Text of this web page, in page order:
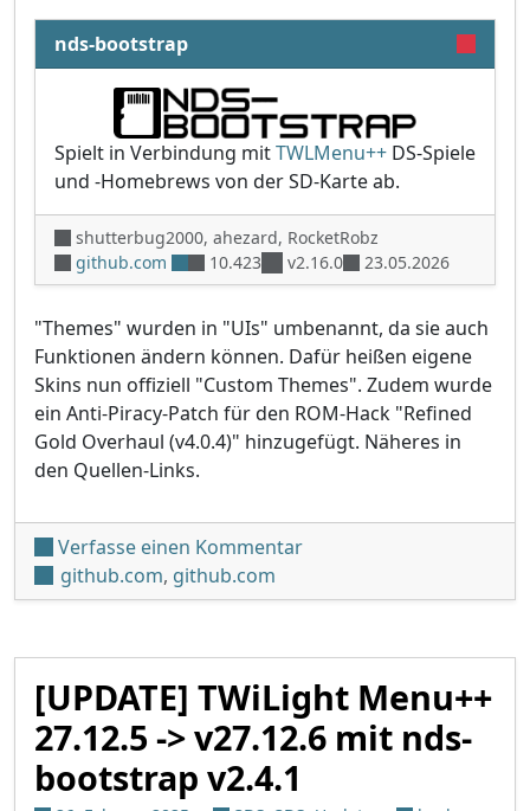
nds-bootstrap
Spielt in Verbindung mitTWLMenu++ DS-Spiele
und -Homebrews von der SD-Karte ab.
shutterbug2000, ahezard, RocketRobz
github.com
10.423 v2.16.0 23.05.2026
"Themes" wurden in "UIs" umbenannt, da sie auch
Funktionen ändern können. Dafür heißen eigene
Skins nun offiziell "Custom Themes". Zudem wurde
ein Anti-Piracy-Patch für den ROM-Hack "Refined
Gold Overhaul (v4.0.4)" hinzugefügt. Näheres in
den Quellen-Links.
Verfasse einen Kommentarunter 'TWiLight Menu++
github.com, github.com
[UPDATE] TWiLight Menu++
27.12.5 -> v27.12.6 mit nds-
bootstrap v2.4.1